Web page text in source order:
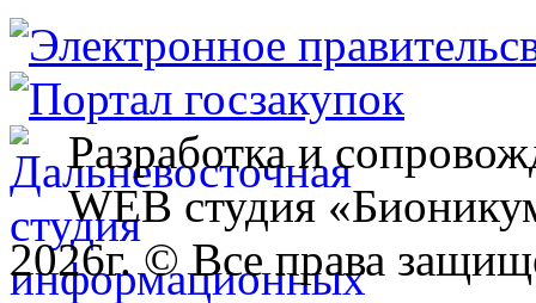
Разработка и
WEB студия
2026г. © Все права